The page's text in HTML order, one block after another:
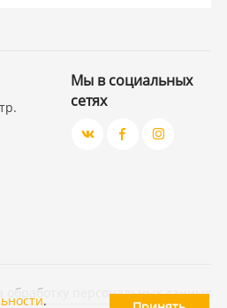
Мы в социальных
сетях
обработку персональных данных
.